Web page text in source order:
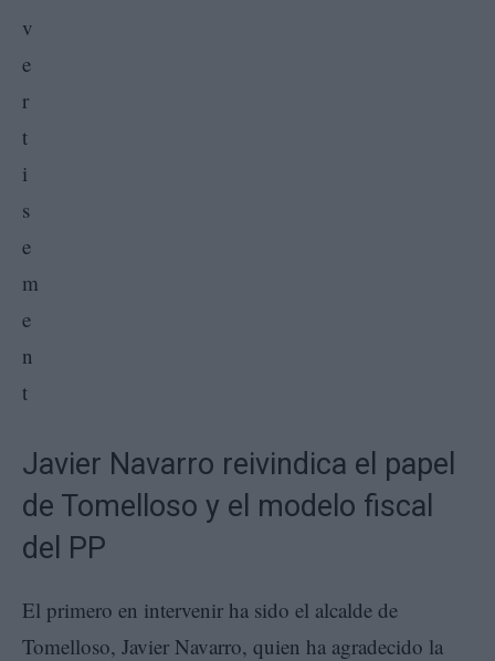
Javier Navarro reivindica el papel
de Tomelloso y el modelo fiscal
del PP
El primero en intervenir ha sido el alcalde de
Tomelloso, Javier Navarro, quien ha agradecido la